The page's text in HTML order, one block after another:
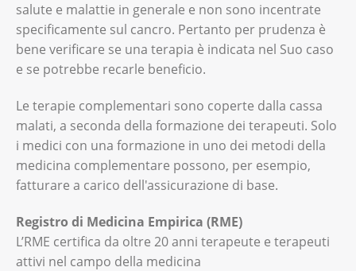
salute e malattie in generale e non sono incentrate
specificamente sul cancro. Pertanto per prudenza è
bene verificare se una terapia è indicata nel Suo caso
e se potrebbe recarle beneficio.
Le terapie complementari sono coperte dalla cassa
malati, a seconda della formazione dei terapeuti. Solo
i medici con una formazione in uno dei metodi della
medicina complementare possono, per esempio,
fatturare a carico dell'assicurazione di base.
Registro di Medicina Empirica (RME)
L’RME certifica da oltre 20 anni terapeute e terapeuti
attivi nel campo della medicina